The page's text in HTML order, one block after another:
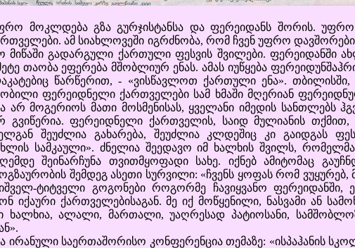
გზა გურჯისტანსა და ფერეიდანს შორის. უფრო
ამ სიახლოვეში იგრძნობა, რომ ჩვენ უფრო
გადარგული ქართული ფესვის შვილები. ფერეიდანში
თაობა ეფერება მშობლიურ ენას. ამას იუწყება
წარწერით, - «ვისწავლოთ ქართული ენა». თბილისში,
ფერეიდნელი ქართველები სამ ხმაში მღერიან
არ მოგერიოს მათი მოსმენისას, ყველანი იმედის სანთლებს
გვიწერია. ფერეიდნელი ქართველის, საიდ მულიანის
შეუძლია გახარება, შეუძლია კლდეშიც კი გაიდგას
სამკაული». ძნელია შეედავო იმ ხალხის შვილს,
შეინარჩუნა თვითმყოფადი სახე. იქნებ ამიტომაც
შემდეგ ასეთი სურვილი: «ჩვენს ყოფას რომ ვუყურებ,
ტიტველი გოგონები როგორმე ჩავიყვანო ფერეიდანში,
იქაური ქართველებისაგან. მე იქ მოწყენილი, ნასვამი ან
ხალხია, ალალი, მართალი, უაღრესად პატიოსანი,
საერთაშორისო კონფერენცია თემაზე: «ისპაჰანის